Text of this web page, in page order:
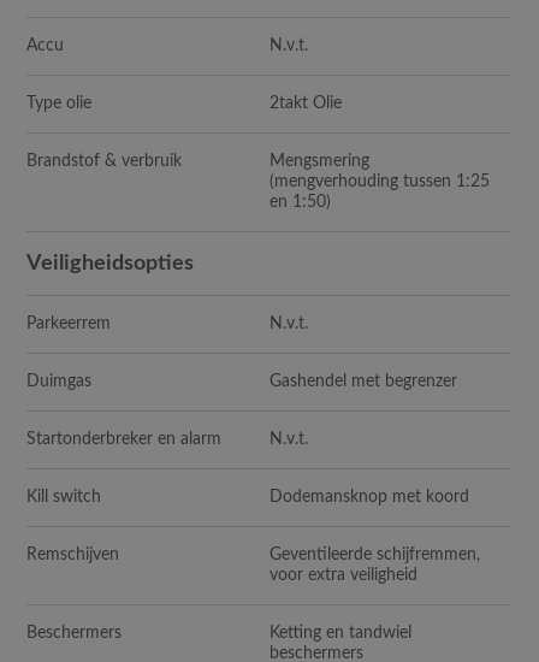
Accu N.v.t.
Type olie 2takt Olie
Brandstof & verbruik
Mengsmering
(mengverhouding tussen 1:25
en 1:50)
Veiligheidsopties
Parkeerrem N.v.t.
Duimgas Gashendel met begrenzer
Startonderbreker en alarm N.v.t.
Kill switch Dodemansknop met koord
Remschijven
Geventileerde schijfremmen,
voor extra veiligheid
Beschermers
Ketting en tandwiel
beschermers